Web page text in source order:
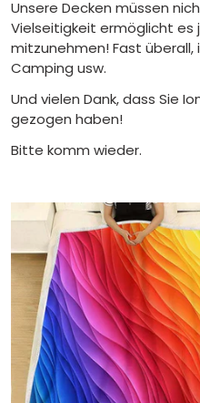
Unsere Decken müssen
Vielseitigkeit ermöglicht es
mitzunehmen! Fast überall,
Camping usw.
Und vielen Dank, dass Sie
gezogen haben!
Bitte komm wieder.